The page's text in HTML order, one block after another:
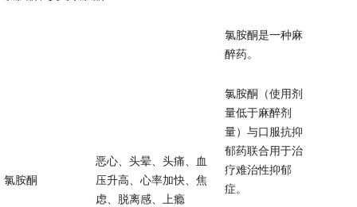
氯胺酮
恶心、头晕、头痛、血
压升高、心率加快、焦
虑、脱离感、上瘾
氯胺酮是一种麻
醉药。
氯胺酮（使用剂
量低于麻醉剂
量）与口服抗抑
郁药联合用于治
疗难治性抑郁
症。